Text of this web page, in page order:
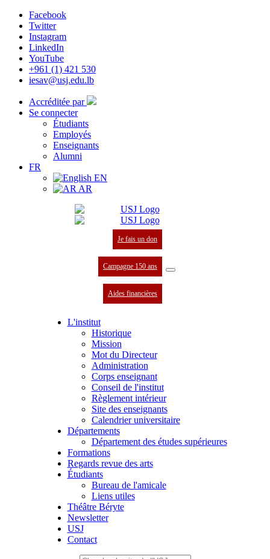
Facebook
Twitter
Instagram
LinkedIn
YouTube
+961 (1) 421 530
iesav@usj.edu.lb
Accréditée par
Se connecter
Étudiants
Employés
Enseignants
Alumni
FR
EN
AR
Je fais un don
Campagne 150 ans
Aides financières
L'institut
Historique
Mission
Mot du Directeur
Administration
Corps enseignant
Conseil de l'institut
Règlement intérieur
Site des enseignants
Calendrier universitaire
Départements
Département des études supérieures
Formations
Regards revue des arts
Étudiants
Bureau de l'amicale
Liens utiles
Théâtre Béryte
Newsletter
USJ
Contact